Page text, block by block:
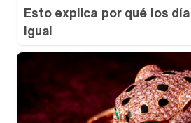
Esto explica por qué los
igual